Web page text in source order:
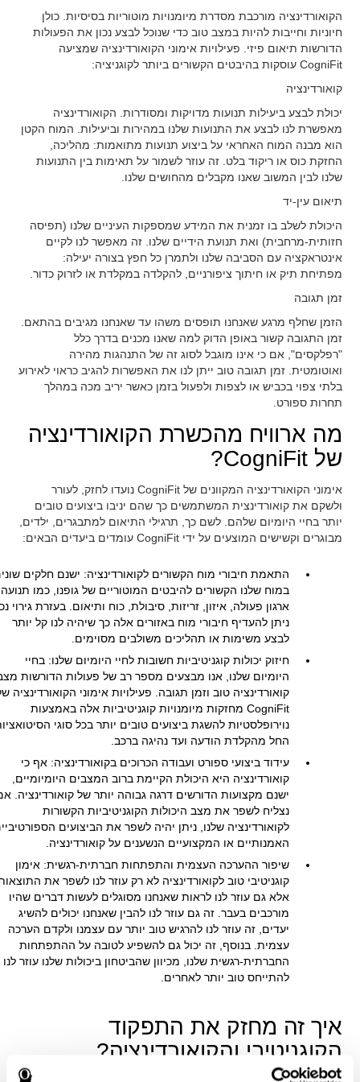
הקואורדינציה מורכבת מסדרת מיומנויות מוטוריות בסיסיות. כולן
חיוניות וחייבות להיות במצב טוב כדי שנוכל לבצע נכון את הפעולות
הדורשות תיאום פיזי. פעילויות אימוני הקואורדינציה שמציעה
CogniFit עוסקות בהיבטים הקשורים ביותר לקוגניציה:
קואורדינציה
יכולת לבצע ביעילות תנועות מדויקות ומסודרות. הקואורדינציה
מאפשרת לנו לבצע את התנועות שלנו במהירות וביעילות. המוח הקטן
הוא מבנה המוח האחראי על ביצוע תנועות מתואמות: מהליכה,
החזקת כוס או ריקוד בלט. זה עוזר לשמור על תאימות בין התנועות
שלנו לבין המשוב שאנו מקבלים מהחושים שלנו.
תיאום עין-יד
היכולת לשלב בו זמנית את המידע שמספקות העיניים שלנו (תפיסה
חזותית-מרחבית) ואת תנועת הידיים שלנו. זה מאפשר לנו לקיים
אינטראקציה עם הסביבה שלנו ולתמרן כל חפץ בצורה יעילה:
מפתיחת תיק או חיתוך ציפורניים, להקלדה במקלדת או לזרוק כדור.
זמן תגובה
הזמן שחלף מרגע שאנחנו תופסים משהו עד שאנחנו מגיבים בהתאם.
זמן התגובה קשור באופן הדוק למה שאנו מכנים בדרך כלל
"רפלקסים", אם כי אינו מוגבל לסוג זה של התנהגות מהירה
ואוטומטית. זמן תגובה טוב ייתן לנו את האפשרות להגיב כראוי לאירוע
בלתי צפוי בכביש או לצפות ולפעול בזמן כאשר יריב מכה במהלך
תחרות ספורט.
מה ארוויח מהכשרת הקואורדינציה
של CogniFit?
אימוני הקואורדינציה המקוונים של CogniFit נועדו לחזק, לעורר
ולשקם את קואורדינצית המשתמשים כך שהם יניבו ביצועים טובים
יותר בחיי היומיום שלהם. לשם כך, תרגילי התיאום למתבגרים, ילדים,
מבוגרים וקשישים המוצעים על ידי CogniFit עומדים ביעדים הבאים:
התאמת חיבורי מוח הקשורים לקואורדינציה: ישנם חלקים
במוח שלנו הקשורים להיבטים המוטוריים של גופנו, כמו
ארגון פעולה, איזון, זריזות, סיבולת, כוח ותיאום. בעזרת גירוי
ניתן להעדיף חיבורי מוח באזורים אלה כך שיהיה לנו קל יותר
לבצע משימות או תהליכים משולבים מסוימים.
חיזוק יכולות קוגניטיביות חשובות לחיי היומיום שלנו: בחיי
היומיום שלנו, אנו מבצעים מספר רב של פעולות הדורשות
קואורדינציה טוב וזמן תגובה. פעילויות אימוני הקואורדינציה
CogniFit מחזקות מיומנויות קוגניטיביות אלה באמצעות
נוירופלסטיות להשגת ביצועים טובים יותר בכל סוגי
החל מהקלדת הודעה ועד נהיגה ברכב.
עידוד ביצועי ספורט ועבודה הכרוכים בקואורדינציה: אף כי
קואורדינציה היא היכולת הקיימת ברוב המצבים היומיומיים,
ישנם מקצועות הדורשים דרגה גבוהה יותר של קואורדינציה.
נצליח לשפר את מצב היכולות הקוגניטיביות הקשורות
לקואורדינציה שלנו, ניתן יהיה לשפר את הביצועים
האמנותיים או המקצועיים הנשענים על קואורדינציה.
שיפור ההערכה העצמית והתפתחות חברתית-רגשית: אימון
קוגניטיבי טוב לקואורדינציה לא רק עוזר לנו לשפר את
אלא גם עוזר לנו לראות שאנחנו מסוגלים לעשות דברים שהיו
מורכבים בעבר. זה גם עוזר לנו להבין שאנחנו יכולים להשיג
יעדים, זה עוזר לנו להרגיש טוב יותר עם עצמנו ולקדם הערכה
עצמית. בנוסף, זה יכול גם להשפיע לטובה על ההתפתחות
החברתית-רגשית שלנו, מכיוון שהביטחון ביכולות שלנו עוזר לנו
להתייחס טוב יותר לאחרים.
איך זה מחזק את התפקוד
הקוגניטיבי והקואורדינציה?